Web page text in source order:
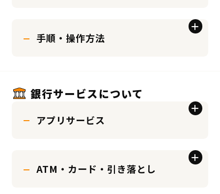
手順・操作方法
銀行サービスについて
アプリサービス
ATM・カード・引き落とし